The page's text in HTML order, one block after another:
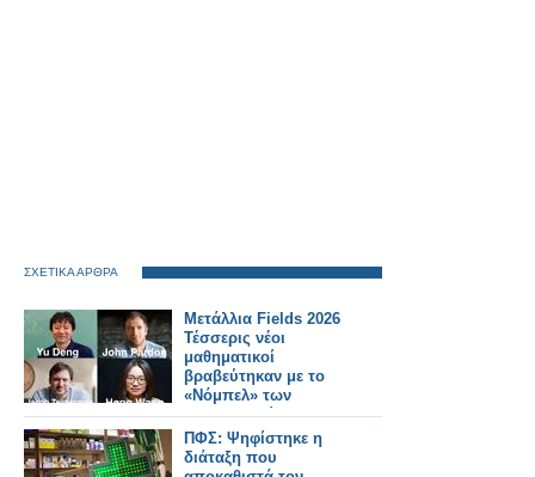
ΣΧΕΤΙΚΑ ΑΡΘΡΑ
Μετάλλια Fields 2026
Τέσσερις νέοι
μαθηματικοί
βραβεύτηκαν με το
«Νόμπελ» των
Μαθηματικών
ΠΦΣ: Ψηφίστηκε η
διάταξη που